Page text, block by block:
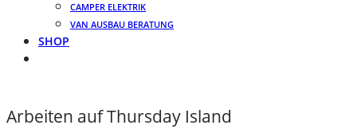
CAMPER ELEKTRIK
VAN AUSBAU BERATUNG
SHOP
Arbeiten auf Thursday Island